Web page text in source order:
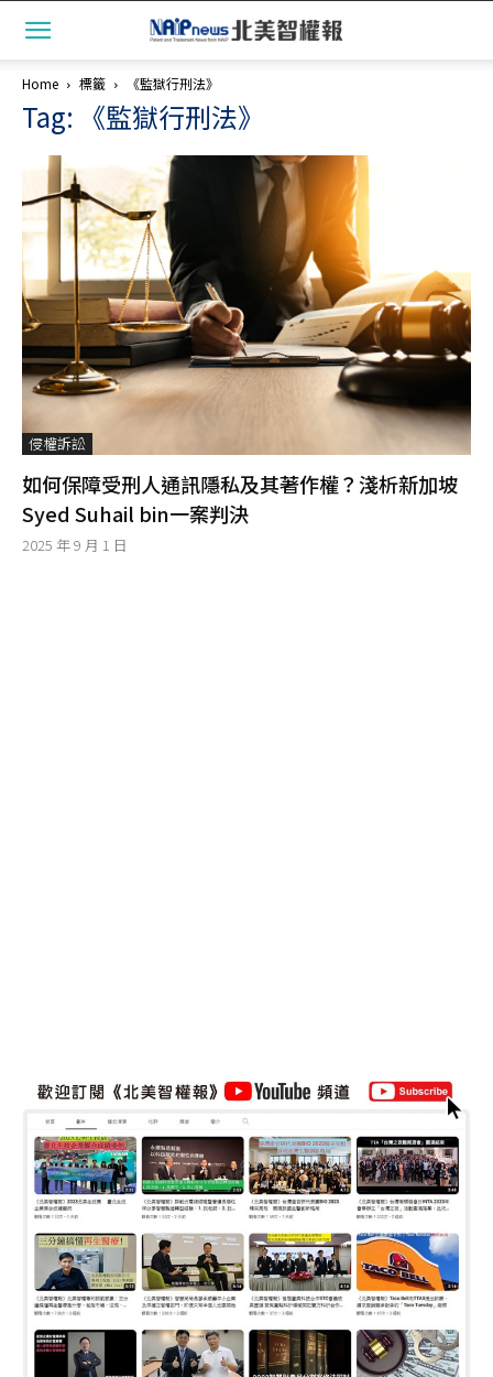
Home 標籤 《監獄行刑法》
Tag: 《監獄行刑法》
侵權訴訟
如何保障受刑人通訊隱私及其著作權？淺析新加坡
Syed Suhail bin一案判決
2025 年 9 月 1 日